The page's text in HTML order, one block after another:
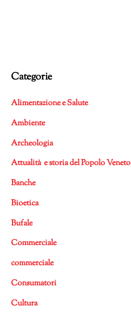
Categorie
Alimentazione e Salute
Ambiente
Archeologia
Attualità e storia del Popolo Veneto
Banche
Bioetica
Bufale
Commerciale
commerciale
Consumatori
Cultura